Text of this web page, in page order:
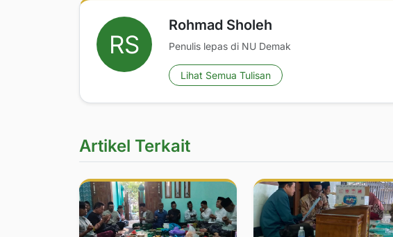
Rohmad Sholeh
Penulis lepas di NU Demak
Lihat Semua Tulisan
Artikel Terkait